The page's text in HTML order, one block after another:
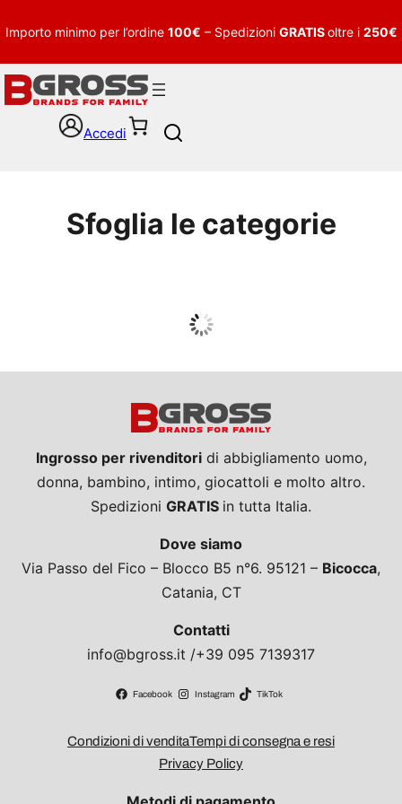
Importo minimo per l’ordine 100€ – Spedizioni GRATISoltre i 250€
Accedi
h
Sfoglia le categorie
Guarda tutto
Ingrosso per rivenditoridi abbigliamento uomo,
donna, bambino, intimo, giocattoli e molto altro.
Spedizioni GRATIS in tutta Italia.
Dove siamo
Via Passo del Fico – Blocco B5 n°6. 95121 – Bicocca,
Catania, CT
Contatti
info@bgross.it /+39 095 7139317
Facebook Instagram TikTok
Condizioni di venditaTempi di consegna e resi
Privacy Policy